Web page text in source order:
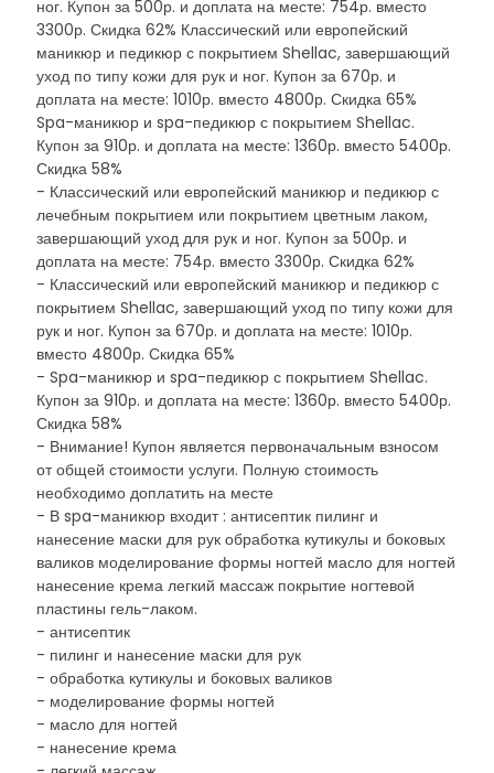
ног. Купон за 500р. и доплата на месте: 754р. вместо
3300р. Скидка 62% Классический или европейский
маникюр и педикюр с покрытием Shellac, завершающий
уход по типу кожи для рук и ног. Купон за 670р. и
доплата на месте: 1010р. вместо 4800р. Скидка 65%
Spa-маникюр и spa-педикюр с покрытием Shellac.
Купон за 910р. и доплата на месте: 1360р. вместо 5400р.
Скидка 58%
- Классический или европейский маникюр и педикюр с
лечебным покрытием или покрытием цветным лаком,
завершающий уход для рук и ног. Купон за 500р. и
доплата на месте: 754р. вместо 3300р. Скидка 62%
- Классический или европейский маникюр и педикюр с
покрытием Shellac, завершающий уход по типу кожи для
рук и ног. Купон за 670р. и доплата на месте: 1010р.
вместо 4800р. Скидка 65%
- Spa-маникюр и spa-педикюр с покрытием Shellac.
Купон за 910р. и доплата на месте: 1360р. вместо 5400р.
Скидка 58%
- Внимание! Купон является первоначальным взносом
от общей стоимости услуги. Полную стоимость
необходимо доплатить на месте
- В spa-маникюр входит : антисептик пилинг и
нанесение маски для рук обработка кутикулы и боковых
валиков моделирование формы ногтей масло для ногтей
нанесение крема легкий массаж покрытие ногтевой
пластины гель-лаком.
- антисептик
- пилинг и нанесение маски для рук
- обработка кутикулы и боковых валиков
- моделирование формы ногтей
- масло для ногтей
- нанесение крема